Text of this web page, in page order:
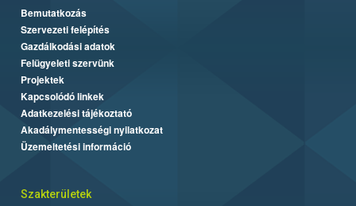
Bemutatkozás
Szervezeti felépítés
Gazdálkodási adatok
Felügyeleti szervünk
Projektek
Kapcsolódó linkek
Adatkezelési tájékoztató
Akadálymentességi nyilatkozat
Üzemeltetési információ
Szakterületek